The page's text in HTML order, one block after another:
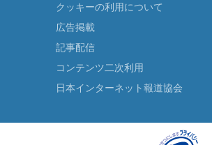
クッキーの利用について
広告掲載
記事配信
コンテンツ二次利用
日本インターネット報道協会